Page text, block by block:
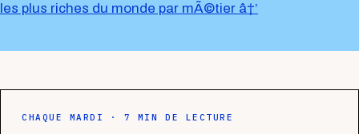
les plus riches du monde par mÃ©tier â†’
CHAQUE MARDI · 7 MIN DE LECTURE